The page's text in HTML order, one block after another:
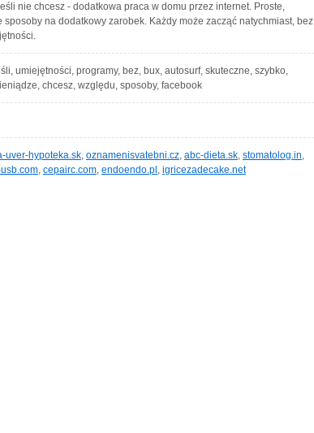
nie chcesz - dodatkowa praca w domu przez internet. Proste,
sposoby na dodatkowy zarobek. Każdy może zacząć natychmiast, bez
umiejętności, programy, bez, bux, autosurf, skuteczne, szybko,
chcesz, względu, sposoby, facebook
uver-hypoteka.sk, oznamenisvatebni.cz, abc-dieta.sk, stomatolog.in,
, cepairc.com, endoendo.pl , igricezadecake.net